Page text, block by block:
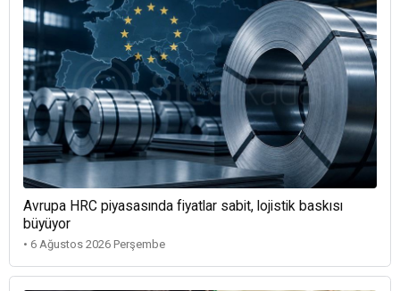
Avrupa HRC piyasasında fiyatlar sabit, lojistik baskısı
büyüyor
• 6 Ağustos 2026 Perşembe